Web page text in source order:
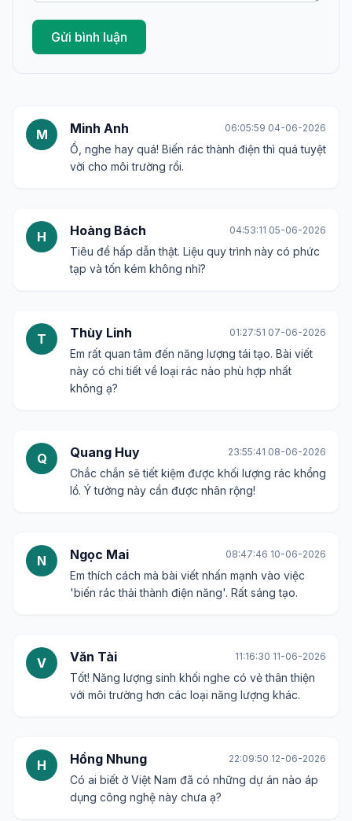
Gửi bình luận
M Minh Anh 06:05:59 04-06-2026
Ồ, nghe hay quá! Biến rác thành điện thì quá tuyệt
vời cho môi trường rồi.
H Hoàng Bách 04:53:11 05-06-2026
Tiêu đề hấp dẫn thật. Liệu quy trình này có phức
tạp và tốn kém không nhỉ?
T Thùy Linh 01:27:51 07-06-2026
Em rất quan tâm đến năng lượng tái tạo. Bài viết
này có chi tiết về loại rác nào phù hợp nhất
không ạ?
Q Quang Huy 23:55:41 08-06-2026
Chắc chắn sẽ tiết kiệm được khối lượng rác khổng
lồ. Ý tưởng này cần được nhân rộng!
N Ngọc Mai 08:47:46 10-06-2026
Em thích cách mà bài viết nhấn mạnh vào việc
'biến rác thải thành điện năng'. Rất sáng tạo.
V Văn Tài 11:16:30 11-06-2026
Tốt! Năng lượng sinh khối nghe có vẻ thân thiện
với môi trường hơn các loại năng lượng khác.
H Hồng Nhung 22:09:50 12-06-2026
Có ai biết ở Việt Nam đã có những dự án nào áp
dụng công nghệ này chưa ạ?